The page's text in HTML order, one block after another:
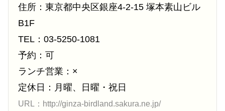
住所：東京都中央区銀座4-2-15 塚本素山ビル
B1F
TEL：03-5250-1081
予約：可
ランチ営業：×
定休日：月曜、日曜・祝日
URL：http://ginza-birdland.sakura.ne.jp/